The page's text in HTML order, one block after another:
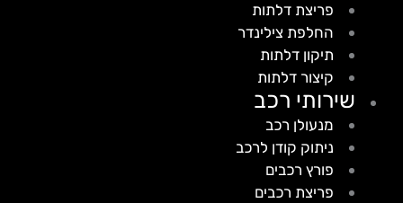
פריצת דלתות
החלפת צילינדר
תיקון דלתות
קיצור דלתות
שירותי רכב
מנעולן רכב
ניתוק קודן לרכב
פורץ רכבים
פריצת רכבים